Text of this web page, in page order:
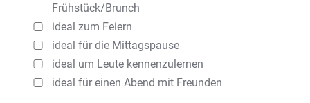
Frühstück/Brunch
ideal zum Feiern
ideal für die Mittagspause
ideal um Leute kennenzulernen
ideal für einen Abend mit Freunden